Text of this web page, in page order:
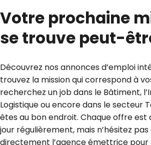
Votre prochaine
se trouve peut-
Découvrez nos annonces d’emploi
trouvez la mission qui correspond à
recherchez un job dans le Bâtiment,
Logistique ou encore dans le secteur
êtes au bon endroit. Chaque offre est
jour régulièrement, mais n’hésitez
directement l’agence émettrice pour